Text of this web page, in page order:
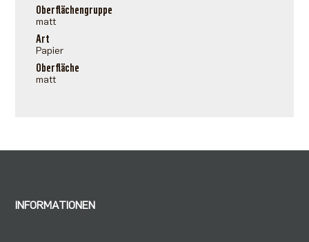
Oberflächengruppe
matt
Art
Papier
Oberfläche
matt
INFORMATIONEN